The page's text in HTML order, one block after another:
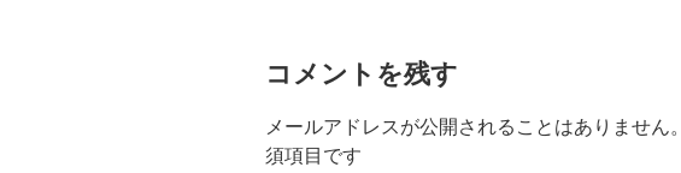
コメントを残す
メールアドレスが公開されることはありません。
須項目です